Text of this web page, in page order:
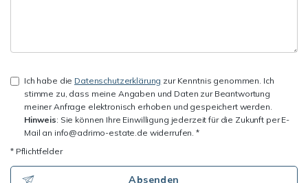
Ich habe die Datenschutzerklärung zur Kenntnis genommen. Ich
stimme zu, dass meine Angaben und Daten zur Beantwortung
meiner Anfrage elektronisch erhoben und gespeichert werden.
Hinweis: Sie können Ihre Einwilligung jederzeit für die Zukunft per E-
Mail an info@adrimo-estate.de widerrufen. *
* Pflichtfelder
Absenden